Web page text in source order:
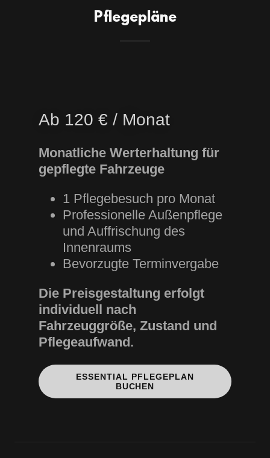
Pflegepläne
Ab 120 € / Monat
Monatliche Werterhaltung für
gepflegte Fahrzeuge
1 Pflegebesuch pro Monat
Professionelle Außenpflege
und Auffrischung des
Innenraums
Bevorzugte Terminvergabe
Die Preisgestaltung erfolgt
individuell nach
Fahrzeuggröße, Zustand und
Pflegeaufwand.
ESSENTIAL PFLEGEPLAN
BUCHEN